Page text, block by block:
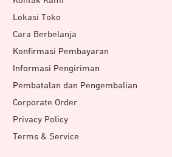
Lokasi Toko
Cara Berbelanja
Konfirmasi Pembayaran
Informasi Pengiriman
Pembatalan dan Pengembalian
Corporate Order
Privacy Policy
Terms & Service